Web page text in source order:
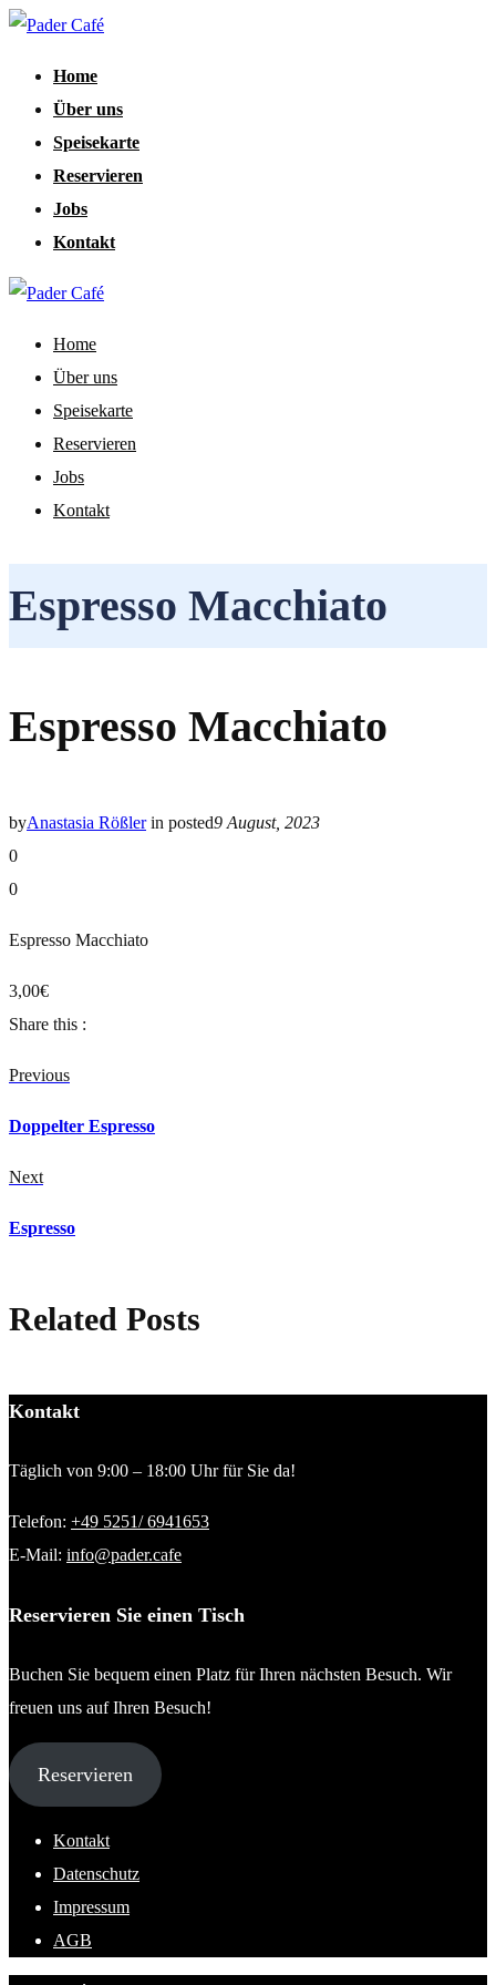
Home
Über uns
Speisekarte
Reservieren
Jobs
Kontakt
Home
Über uns
Speisekarte
Reservieren
Jobs
Kontakt
Espresso Macchiato
Espresso Macchiato
byAnastasia Rößler in posted9 August, 2023
0
0
Espresso Macchiato
3,00€
Share this :
Previous
Doppelter Espresso
Next
Espresso
Related Posts
Kontakt
Täglich von 9:00 – 18:00 Uhr für Sie da!
Telefon: +49 5251/ 6941653
E-Mail: info@pader.cafe
Reservieren Sie einen Tisch
Buchen Sie bequem einen Platz für Ihren nächsten Besuch. Wir
freuen uns auf Ihren Besuch!
Reservieren
Kontakt
Datenschutz
Impressum
AGB